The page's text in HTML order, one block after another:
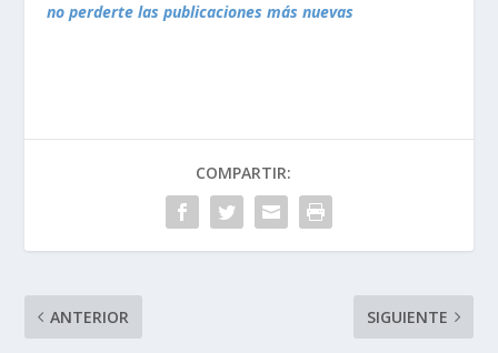
no perderte las publicaciones más nuevas
COMPARTIR:
ANTERIOR SIGUIENTE